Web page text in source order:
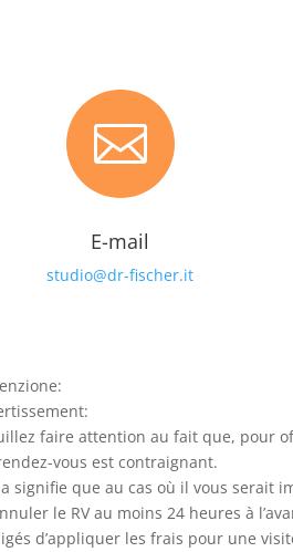

E-mail
studio@dr-fischer.it
faire attention au fait que, pour
vous est contraignant.
signifie que au cas où il vous serait
le RV au moins 24 heures à
d’appliquer les frais pour une